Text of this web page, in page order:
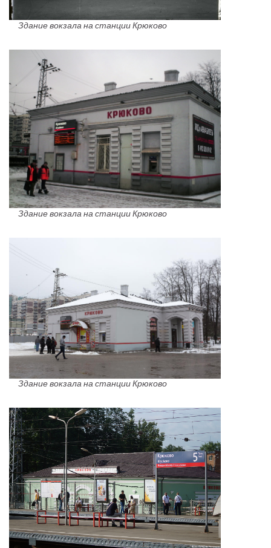
Здание вокзала на станции Крюково
Здание вокзала на станции Крюково
Здание вокзала на станции Крюково